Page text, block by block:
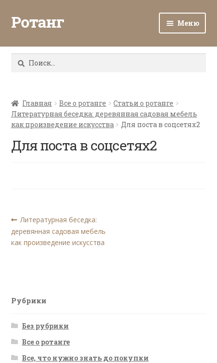
Ротанг Меню
Каталог
Все о ротанге
Ротанг оптом
Найти:
Главная Все о ротанге
Статьи о ротанге
Литературная беседка: деревянная садовая мебель
как произведение искусства
Для поста в соцсетях2
Для поста в соцсетях2
Навигация
по
Предыдущая
запись:
Литературная беседка:
деревянная садовая мебель
как произведение искусства
Рубрики
Без рубрики
Все о ротанге
Все, что нужно знать до покупки